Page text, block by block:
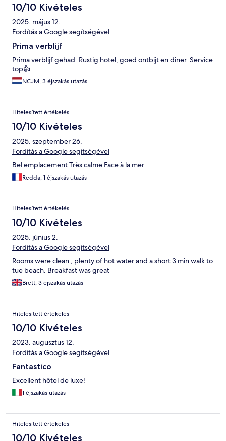
10/10 Kivételes
2025. május 12.
Fordítás a Google segítségével
Prima verblijf
Prima verblijf gehad. Rustig hotel, goed ontbijt en diner. Service
top👍.
NCJM, 3 éjszakás utazás
Hitelesített értékelés
10/10 Kivételes
2025. szeptember 26.
Fordítás a Google segítségével
Bel emplacement Très calme Face à la mer
Redda, 1 éjszakás utazás
Hitelesített értékelés
10/10 Kivételes
2025. június 2.
Fordítás a Google segítségével
Rooms were clean , plenty of hot water and a short 3 min walk to
tue beach. Breakfast was great
Brett, 3 éjszakás utazás
Hitelesített értékelés
10/10 Kivételes
2023. augusztus 12.
Fordítás a Google segítségével
Fantastico
Excellent hôtel de luxe!
1 éjszakás utazás
Hitelesített értékelés
10/10 Kivételes